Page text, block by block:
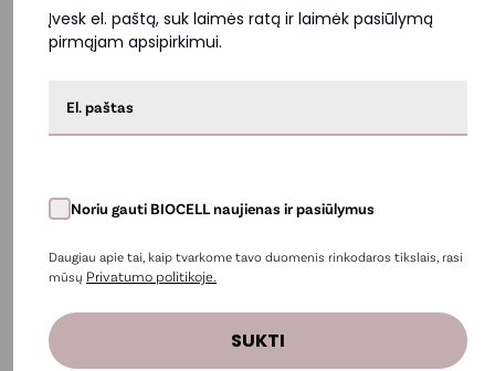
Į krepšelį
Įvesk el. paštą, suk laimės ratą ir laimėk pasiūlymą
pirmąjam apsipirkimui.
Noriu gauti BIOCELL naujienas ir pasiūlymus
Daugiau apie tai, kaip tvarkome tavo duomenis rinkodaros tikslais, rasi
mūsų Privatumo politikoje.
SUKTI